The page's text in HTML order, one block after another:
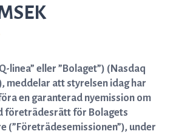
linea” eller ”Bolaget”) (Nasdaq
meddelar att styrelsen idag har
en garanterad nyemission om
företrädesrätt för Bolagets
(”Företrädesemissionen”), under